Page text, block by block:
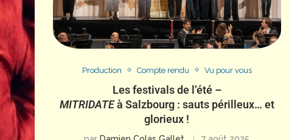
Production Compte rendu Vu pour vous
Les festivals de l’été –
MITRIDATEà Salzbourg : sauts périlleux… et
glorieux !